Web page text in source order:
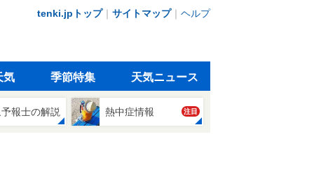
tenki.jpトップ｜ サイトマップ｜ ヘルプ
気 季節特集 天気ニュース
報士の解説 熱中症情報 注目